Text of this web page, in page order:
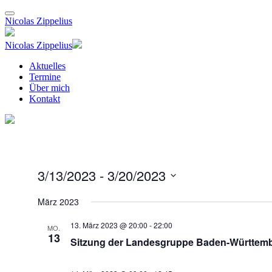
Nicolas Zippelius
Nicolas Zippelius
Aktuelles
Termine
Über mich
Kontakt
3/13/2023 - 3/20/2023
wählen.
März 2023
MO.
13
13. März 2023 @ 20:00 -22:00
Sitzung der Landesgruppe Baden-